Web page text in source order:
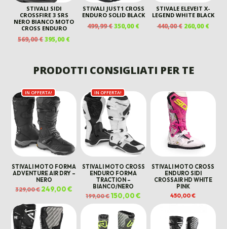
STIVALI SIDI
CROSSFIRE 3 SRS
NERO BIANCO MOTO
CROSS ENDURO
569,00€IL
ERA:
569,00 €.
395,00€IL
È:
395,00 €.
STIVALI JUST1 CROSS
ENDURO SOLID BLACK
499,99€IL
350,00€IL
STIVALE ELEVEIT X-
LEGEND WHITE BLACK
440,00€ IL
260,00€IL
PRODOTTI CONSIGLIATI PER TE
IN OFFERTA!
STIVALI MOTO FORMA
ADVENTURE AIR DRY –
NERO
329,00€Il
prezzo
era:
329,00 €.
249,00€
prezzo
attuale
249,00 €.
IN OFFERTA!
STIVALI MOTO CROSS
ENDURO FORMA
TRACTION –
BIANCO/NERO
199,00€Il
prezzo
originale
era:
199,00 €.
150,00€
attuale
è:
150,00 €.
STIVALI MOTO CROSS
ENDURO SIDI
CROSSAIR HD WHITE
PINK
450,00€